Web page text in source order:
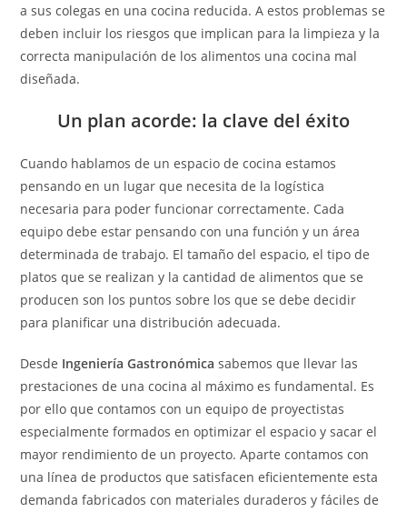
a sus colegas en una cocina reducida. A estos problemas se
deben incluir los riesgos que implican para la limpieza y la
correcta manipulación de los alimentos una cocina mal
diseñada.
Un plan acorde: la clave del éxito
Cuando hablamos de un espacio de cocina estamos
pensando en un lugar que necesita de la logística
necesaria para poder funcionar correctamente. Cada
equipo debe estar pensando con una función y un área
determinada de trabajo. El tamaño del espacio, el tipo de
platos que se realizan y la cantidad de alimentos que se
producen son los puntos sobre los que se debe decidir
para planificar una distribución adecuada.
Desde Ingeniería Gastronómica sabemos que llevar las
prestaciones de una cocina al máximo es fundamental. Es
por ello que contamos con un equipo de proyectistas
especialmente formados en optimizar el espacio y sacar el
mayor rendimiento de un proyecto. Aparte contamos con
una línea de productos que satisfacen eficientemente esta
demanda fabricados con materiales duraderos y fáciles de